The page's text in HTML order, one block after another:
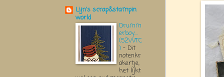
Lijn's scrap&stampin
world
Drumm
erboy....
(52WTC
) - Dit
notenkr
akertje,
het lijkt